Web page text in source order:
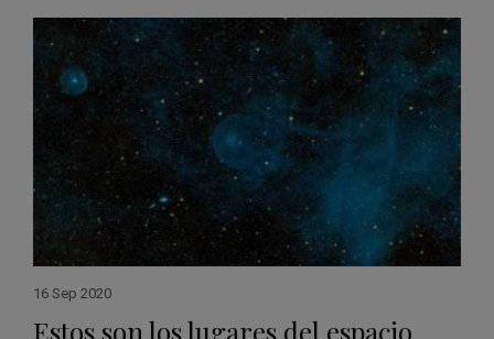
16 Sep 2020
Estos son los lugares del espacio